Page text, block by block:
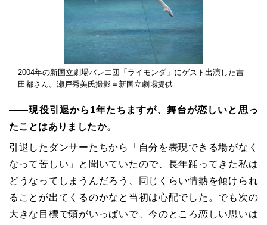
2004年の新国立劇場バレエ団「ライモンダ」にゲスト出演した吉
田都さん。瀬戸秀美氏撮影＝新国立劇場提供
――現役引退から1年たちますが、舞台が恋しいと思っ
たことはありましたか。
引退したダンサーたちから「自分を表現できる場がなく
なって苦しい」と聞いていたので、長年踊ってきた私は
どうなってしまうんだろう、同じくらい情熱を傾けられ
ることが出てくるのかなと当初は心配でした。でも次の
大きな目標で頭がいっぱいで、今のところ恋しい思いは